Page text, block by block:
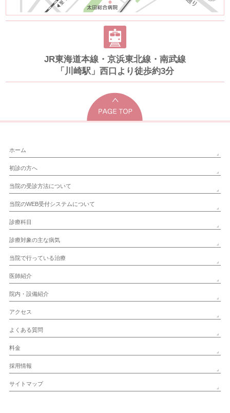
JR東海道本線・京浜東北線・南武線
「川崎駅」西口より徒歩約3分
ホーム
初診の方へ
当院の受診方法について
当院のWEB受付システムについて
診療科目
診療対象の主な病気
当院で行っている治療
医師紹介
院内・設備紹介
アクセス
よくある質問
料金
採用情報
サイトマップ